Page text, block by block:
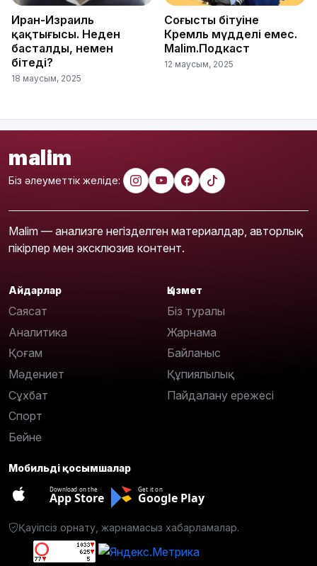
Иран-Израиль
қақтығысы. Неден
басталды, немен
бітеді?
18 маусым, 2025
Соғыстың бітуіне
Кремль мүдделі емес.
Malim.Подкаст
12 маусым, 2025
malim
Біз әлеуметтік желіде:
Malim — анализге негізделген материалдар, авторлық
пікірлер мен эксклюзив контент.
Айдарлар
Саясат
Аналитика
Қоғам
Мәдениет
Сұхбат
Спорт
Бейне
Қызмет
Біз туралы
Жарнама
Байланыс
Құпиялылық
Пайдалану ережесі
Мобильді қосымшалар
Download on the
App Store
Get it on
Google Play
Қауіпсіз орнату, жарнамасыз хабарламалар.